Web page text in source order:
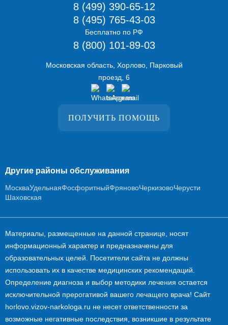
8 (499) 390-65-12
8 (495) 765-43-03
Бесплатно по РФ
8 (800) 101-89-03
ПОЛУЧИТЬ ПОМОЩЬ
Московская область, Хорлово, Парковый
проезд, 6
Другие районы обслуживания
МоскваУдельнаяФосфоритныйФряновоЧеркизовоЧерусти
Шаховская
Материалы, размещенные на данной странице, носят
информационный характер и предназначены для
образовательных целей. Посетители сайта не должны
использовать их в качестве медицинских рекомендаций.
Определение диагноза и выбор методики лечения остается
исключительной прерогативой вашего лечащего врача! Сайт
horlovo.vizov-narkologa.ru не несет ответственности за
возможные негативные последствия, возникшие в результате